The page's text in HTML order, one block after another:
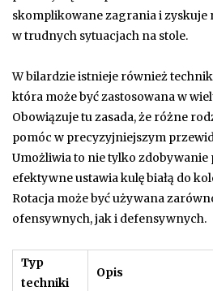
skomplikowane zagrania i zyskuje
w trudnych sytuacjach na stole.
W bilardzie istnieje również
która może być zastosowana w
Obowiązuje tu zasada, że różne
pomóc w precyzyjniejszym
Umożliwia to nie tylko zdobywanie
efektywne ustawia kulę białą do
Rotacja może być używana
ofensywnych, jak i defensywnych.
Typ
techniki
Opis